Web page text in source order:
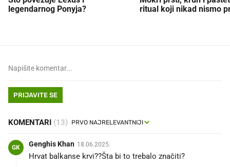
legendarnog Ponyja?
ritual koji nikad nismo
PRIJAVITE SE
KOMENTARI (13)
GK Genghis Khan 18.06.2025.
Hrvat balkanse krvi??Šta bi to trebalo značiti?